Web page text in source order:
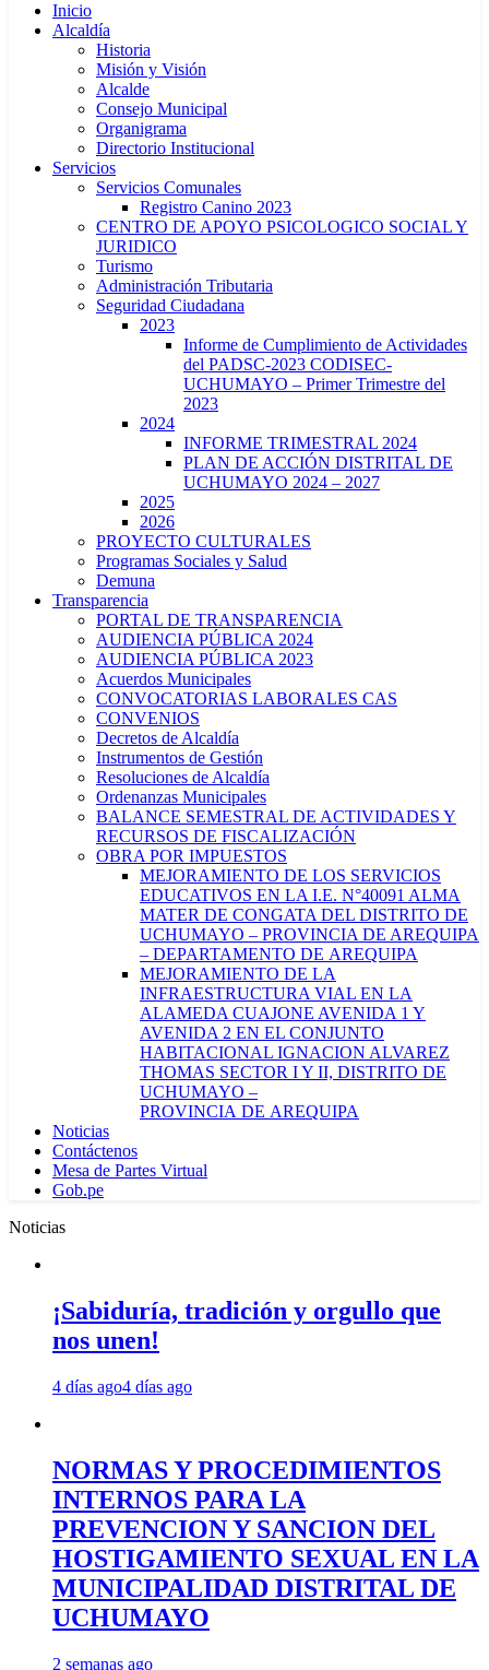
Inicio
Alcaldía
Historia
Misión y Visión
Alcalde
Consejo Municipal
Organigrama
Directorio Institucional
Servicios
Servicios Comunales
Registro Canino 2023
CENTRO DE APOYO PSICOLOGICO SOCIAL Y
JURIDICO
Turismo
Administración Tributaria
Seguridad Ciudadana
2023
Informe de Cumplimiento de Actividades
del PADSC-2023 CODISEC-
UCHUMAYO – Primer Trimestre del
2023
2024
INFORME TRIMESTRAL 2024
PLAN DE ACCIÓN DISTRITAL DE
UCHUMAYO 2024 – 2027
2025
2026
PROYECTO CULTURALES
Programas Sociales y Salud
Demuna
Transparencia
PORTAL DE TRANSPARENCIA
AUDIENCIA PÚBLICA 2024
AUDIENCIA PÚBLICA 2023
Acuerdos Municipales
CONVOCATORIAS LABORALES CAS
CONVENIOS
Decretos de Alcaldía
Instrumentos de Gestión
Resoluciones de Alcaldía
Ordenanzas Municipales
BALANCE SEMESTRAL DE ACTIVIDADES Y
RECURSOS DE FISCALIZACIÓN
OBRA POR IMPUESTOS
MEJORAMIENTO DE LOS SERVICIOS
EDUCATIVOS EN LA I.E. N°40091 ALMA
MATER DE CONGATA DEL DISTRITO DE
UCHUMAYO – PROVINCIA DE AREQUIPA
– DEPARTAMENTO DE AREQUIPA
MEJORAMIENTO DE LA
INFRAESTRUCTURA VIAL EN LA
ALAMEDA CUAJONE AVENIDA 1 Y
AVENIDA 2 EN EL CONJUNTO
HABITACIONAL IGNACION ALVAREZ
THOMAS SECTOR I Y II, DISTRITO DE
UCHUMAYO –
PROVINCIA DE AREQUIPA
Noticias
Contáctenos
Mesa de Partes Virtual
Gob.pe
Noticias
¡Sabiduría, tradición y orgullo que
nos unen!
4 días ago4 días ago
NORMAS Y PROCEDIMIENTOS
INTERNOS PARA LA
PREVENCION Y SANCION DEL
HOSTIGAMIENTO SEXUAL EN LA
MUNICIPALIDAD DISTRITAL DE
UCHUMAYO
2 semanas ago